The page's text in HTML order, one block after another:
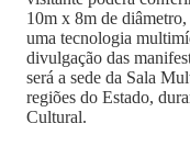
10m x 8m de
uma tecnologia
divulgação das
será a sede da Sala
regiões do Estado,
Cultural.